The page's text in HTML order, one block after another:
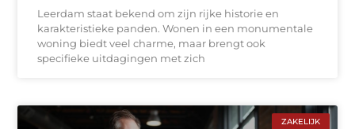
Leerdam staat bekend om zijn rijke historie en
karakteristieke panden. Wonen in een monumentale
woning biedt veel charme, maar brengt ook
specifieke uitdagingen met zich
ZAKELIJK